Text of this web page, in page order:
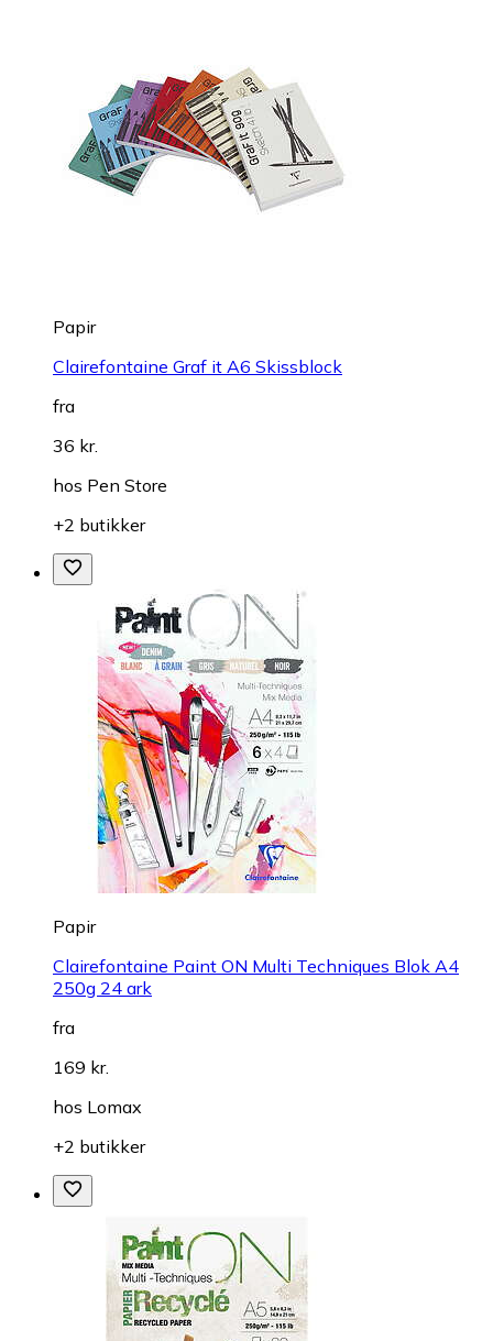
Papir
Clairefontaine Graf it A6 Skissblock
fra
36 kr.
hos Pen Store
+2 butikker
Papir
Clairefontaine Paint ON Multi Techniques Blok A4
250g 24 ark
fra
169 kr.
hos Lomax
+2 butikker